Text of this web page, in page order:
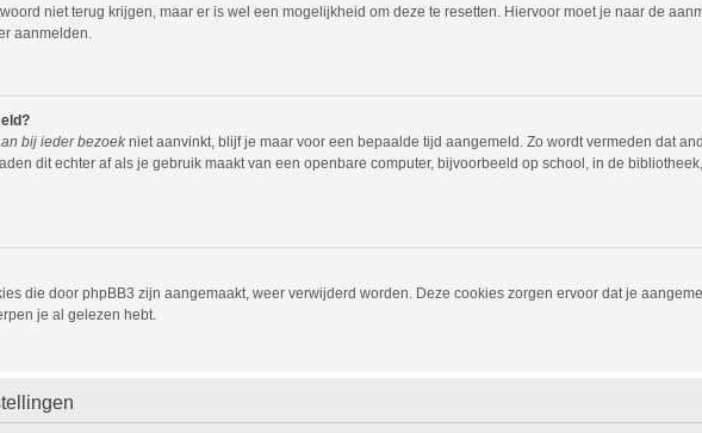
niet terug krijgen, maar er is wel een mogelijkheid om deze te resetten. Hiervoor moet je naar de
aanmelden.
bij ieder bezoekniet aanvinkt, blijf je maar voor een bepaalde tijd aangemeld. Zo wordt vermeden dat
dit echter af als je gebruik maakt van een openbare computer, bijvoorbeeld op school, in de
die door phpBB3 zijn aangemaakt, weer verwijderd worden. Deze cookies zorgen ervoor dat je
je al gelezen hebt.